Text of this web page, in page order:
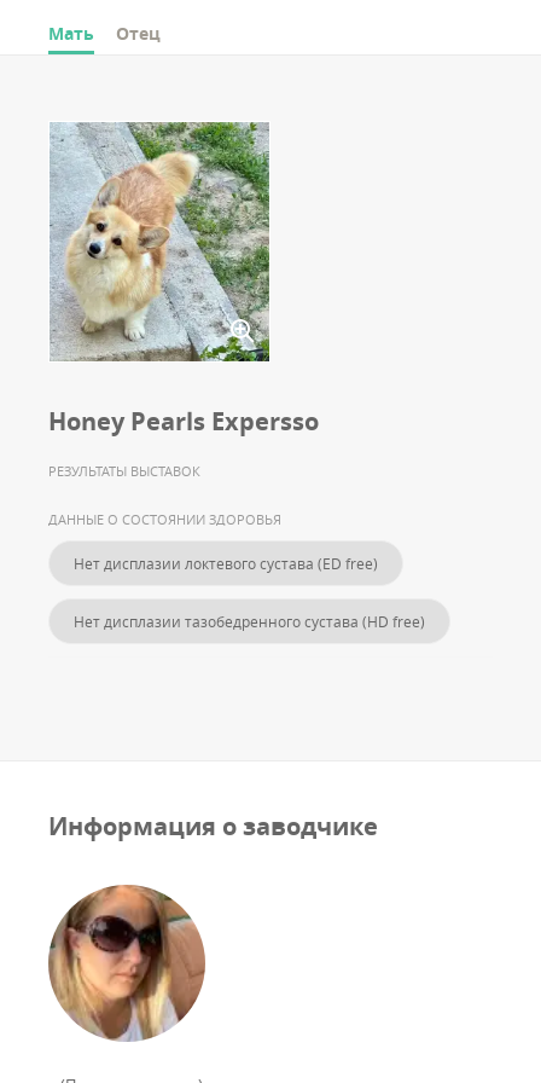
Мать Отец
Honey Pearls Expersso
РЕЗУЛЬТАТЫ ВЫСТАВОК
ДАННЫЕ О СОСТОЯНИИ ЗДОРОВЬЯ
Нет дисплазии локтевого сустава (ED free)
Нет дисплазии тазобедренного сустава (HD free)
Информация о заводчике